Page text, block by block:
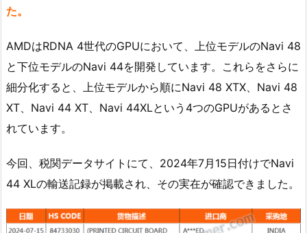
た。
AMDはRDNA 4世代のGPUにおいて、上位モデルのNavi 48
と下位モデルのNavi 44を開発しています。これらをさらに
細分化すると、上位モデルから順にNavi 48 XTX、Navi 48
XT、Navi 44 XT、Navi 44XLという4つのGPUがあるとさ
れています。
今回、税関データサイトにて、2024年7月15日付けでNavi
44 XLの輸送記録が掲載され、その実在が確認できました。